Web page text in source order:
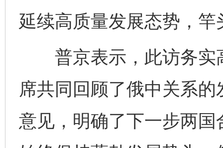
延续高质量发展态势，
普京表示，此访务实
席共同回顾了俄中关系
意见，明确了下一步两